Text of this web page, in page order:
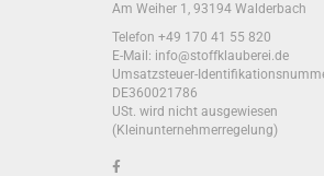
Am Weiher 1, 93194 Walderbach
Telefon +49 170 41 55 820
E-Mail: info@stoffklauberei.de
Umsatzsteuer-
DE360021786
USt. wird nicht ausgewiesen
(Kleinunternehmerregelung)